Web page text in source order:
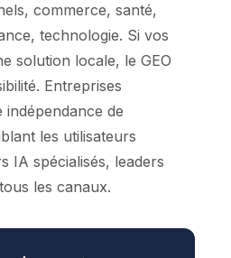
commerce, santé,
technologie. Si vos
solution locale, le GEO
Entreprises
de
les utilisateurs
IA spécialisés, leaders
les canaux.